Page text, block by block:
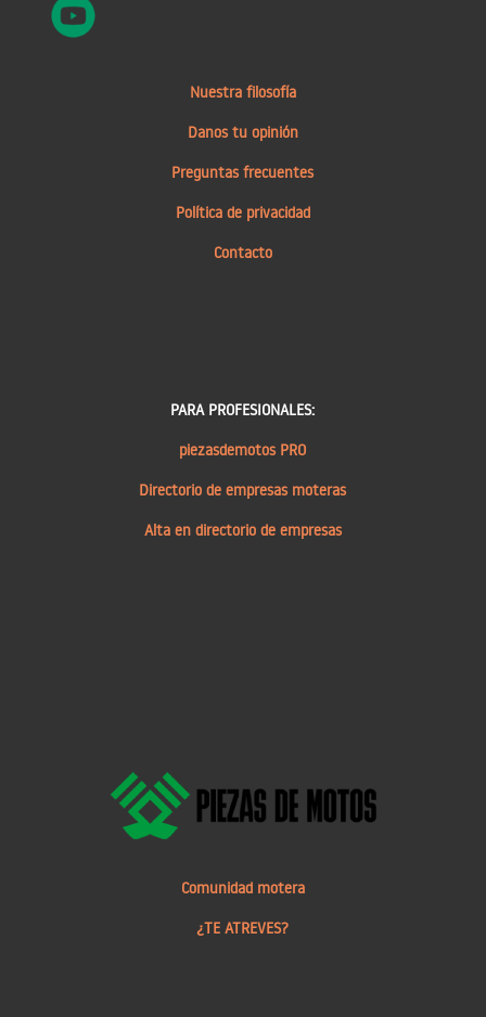
Nuestra filosofía
Danos tu opinión
Preguntas frecuentes
Política de privacidad
Contacto
PARA PROFESIONALES:
piezasdemotos PRO
Directorio de empresas moteras
Alta en directorio de empresas
Comunidad motera
¿TE ATREVES?